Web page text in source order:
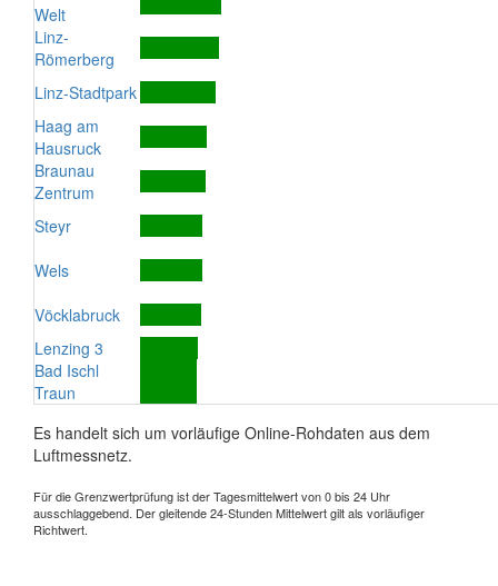
Welt
Linz-
Römerberg
Linz-Stadtpark
Haag am
Hausruck
Braunau
Zentrum
Steyr
Wels
Vöcklabruck
Lenzing 3
Bad Ischl
Traun
Es handelt sich um vorläufige Online-Rohdaten aus dem
Luftmessnetz.
Für die Grenzwertprüfung ist der Tagesmittelwert von 0 bis 24 Uhr
ausschlaggebend. Der gleitende 24-Stunden Mittelwert gilt als vorläufiger
Richtwert.